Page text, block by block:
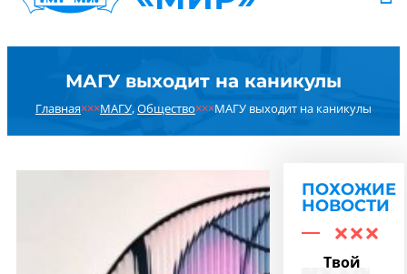
СТУДЕНТУ
ДОПОБРАЗОВАНИЕ
НОВОСТИ
РЕЗУЛЬТАТ ПОИСКА:
МАГУ выходит на каникулы
Главная×××МАГУ,Общество×××МАГУ выходит на каникулы
ПОХОЖИЕ
НОВОСТИ
Твой